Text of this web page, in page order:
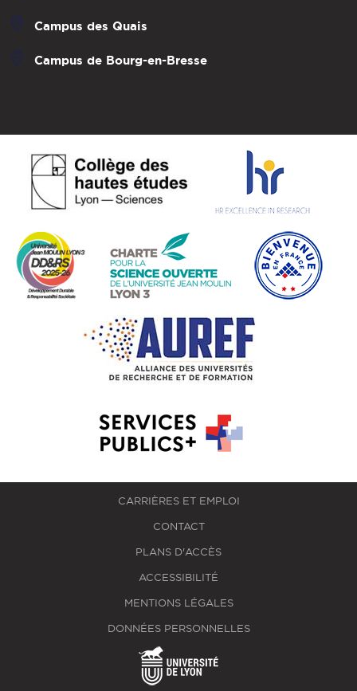
Campus des Quais
Campus de Bourg-en-Bresse
CARRIÈRES ET EMPLOI
CONTACT
PLANS D'ACCÈS
ACCESSIBILITÉ
MENTIONS LÉGALES
DONNÉES PERSONNELLES